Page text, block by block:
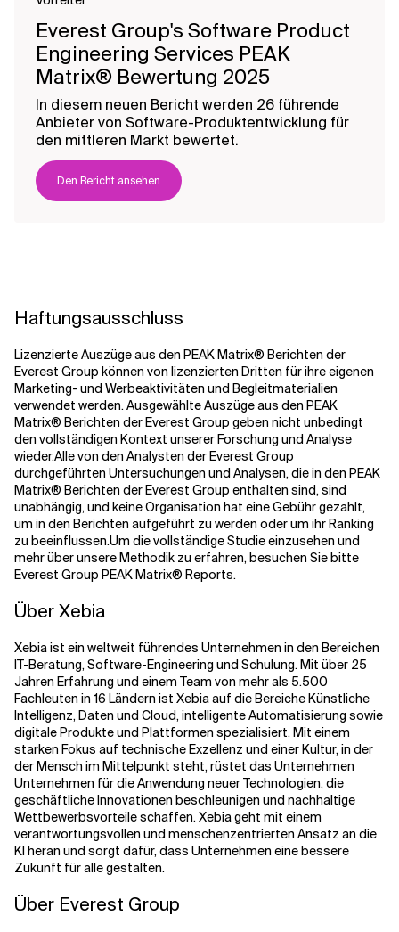
Everest Group's Software Product
Engineering Services PEAK
Matrix® Bewertung 2025
In diesem neuen Bericht werden 26 führende
Anbieter von Software-Produktentwicklung für
den mittleren Markt bewertet.
Den Bericht ansehen
Haftungsausschluss
Lizenzierte Auszüge aus den PEAK Matrix® Berichten der
Everest Group können von lizenzierten Dritten für ihre eigenen
Marketing- und Werbeaktivitäten und Begleitmaterialien
verwendet werden. Ausgewählte Auszüge aus den PEAK
Matrix® Berichten der Everest Group geben nicht unbedingt
den vollständigen Kontext unserer Forschung und Analyse
wieder.Alle von den Analysten der Everest Group
durchgeführten Untersuchungen und Analysen, die in den PEAK
Matrix® Berichten der Everest Group enthalten sind, sind
unabhängig, und keine Organisation hat eine Gebühr gezahlt,
um in den Berichten aufgeführt zu werden oder um ihr Ranking
zu beeinflussen.Um die vollständige Studie einzusehen und
mehr über unsere Methodik zu erfahren, besuchen Sie bitte
Everest Group PEAK Matrix® Reports.
Über Xebia
Xebia ist ein weltweit führendes Unternehmen in den Bereichen
IT-Beratung, Software-Engineering und Schulung. Mit über 25
Jahren Erfahrung und einem Team von mehr als 5.500
Fachleuten in 16 Ländern ist Xebia auf die Bereiche Künstliche
Intelligenz, Daten und Cloud, intelligente Automatisierung sowie
digitale Produkte und Plattformen spezialisiert. Mit einem
starken Fokus auf technische Exzellenz und einer Kultur, in der
der Mensch im Mittelpunkt steht, rüstet das Unternehmen
Unternehmen für die Anwendung neuer Technologien, die
geschäftliche Innovationen beschleunigen und nachhaltige
Wettbewerbsvorteile schaffen. Xebia geht mit einem
verantwortungsvollen und menschenzentrierten Ansatz an die
KI heran und sorgt dafür, dass Unternehmen eine bessere
Zukunft für alle gestalten.
Über Everest Group